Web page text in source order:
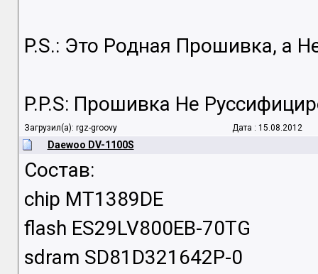
P.S.: Это Родная Прошивка, а
P.P.S: Прошивка Не
Загрузил(а): rgz-groovy Дата : 15.08.2012
Daewoo DV-1100S
Состав:
chip MT1389DE
flash ES29LV800EB-70TG
sdram SD81D321642P-0